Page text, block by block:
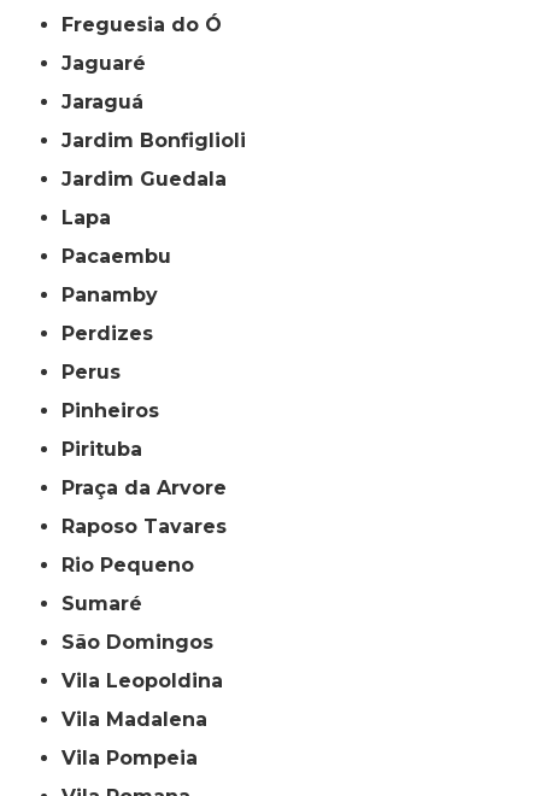
Freguesia do Ó
Jaguaré
Jaraguá
Jardim Bonfiglioli
Jardim Guedala
Lapa
Pacaembu
Panamby
Perdizes
Perus
Pinheiros
Pirituba
Praça da Arvore
Raposo Tavares
Rio Pequeno
Sumaré
São Domingos
Vila Leopoldina
Vila Madalena
Vila Pompeia